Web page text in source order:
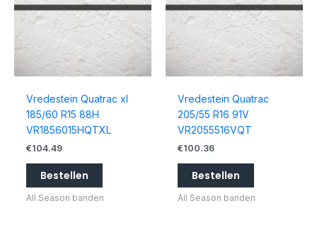
Vredestein Quatrac xl
185/60 R15 88H
VR1856015HQTXL
€104.49
Bestellen
All Season banden
Vredestein Quatrac
205/55 R16 91V
VR2055516VQT
€100.36
Bestellen
All Season banden